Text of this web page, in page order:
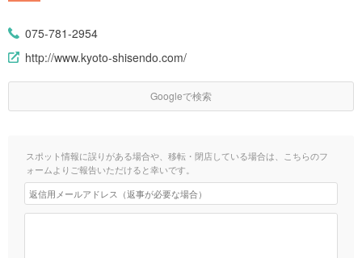
075-781-2954
http://www.kyoto-shisendo.com/
Googleで検索
スポット情報に誤りがある場合や、移転・閉店している場合は、こちらのフ
ォームよりご報告いただけると幸いです。